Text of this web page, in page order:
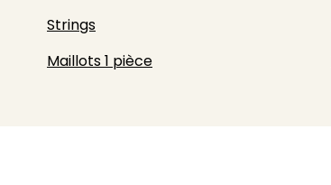
Strings
Maillots 1 pièce